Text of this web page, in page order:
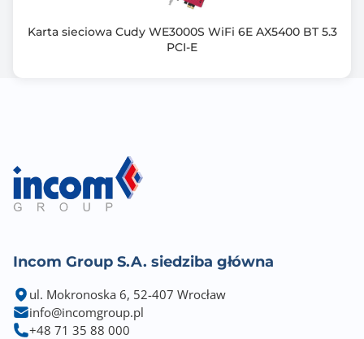
Karta sieciowa Cudy WE3000S WiFi 6E AX5400 BT 5.3
PCI-E
Incom Group S.A. siedziba główna
ul. Mokronoska 6, 52-407 Wrocław
info@incomgroup.pl
+48 71 35 88 000